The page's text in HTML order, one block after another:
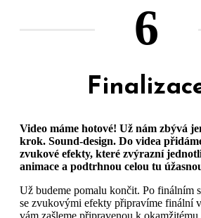
6
Video máme hotové! Už nám zbývá
krok. Sound-design. Do videa
zvukové efekty, které zvýrazní
animace a podtrhnou celou tu
Už budeme pomalu končit. Po finálním
se zvukovými efekty připravíme finální